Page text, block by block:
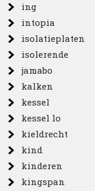
ing
intopia
isolatieplaten
isolerende
jamabo
kalken
kessel
kessel lo
kieldrecht
kind
kinderen
kingspan